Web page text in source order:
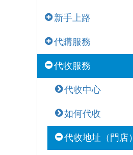
新手上路
代購服務
代收服務
代收中心
如何代收
代收地址（門店）